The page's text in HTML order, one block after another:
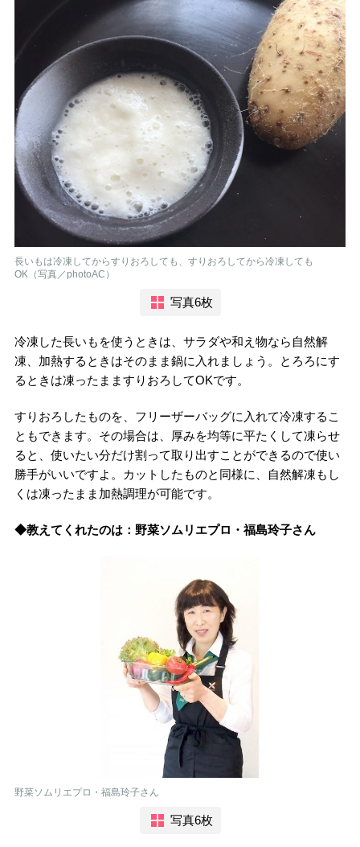
長いもは冷凍してからすりおろしても、すりおろしてから冷凍しても
OK（写真／photoAC）
写真6枚
冷凍した長いもを使うときは、サラダや和え物なら自然解
凍、加熱するときはそのまま鍋に入れましょう。とろろにす
るときは凍ったまますりおろしてOKです。
すりおろしたものを、フリーザーバッグに入れて冷凍するこ
ともできます。その場合は、厚みを均等に平たくして凍らせ
ると、使いたい分だけ割って取り出すことができるので使い
勝手がいいですよ。カットしたものと同様に、自然解凍もし
くは凍ったまま加熱調理が可能です。
◆教えてくれたのは：野菜ソムリエプロ・福島玲子さん
野菜ソムリエプロ・福島玲子さん
写真6枚